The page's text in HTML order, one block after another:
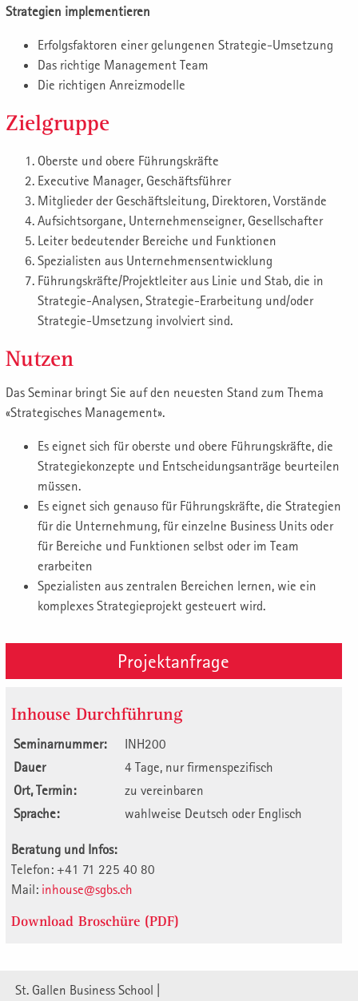
Strategien implementieren
Erfolgsfaktoren einer gelungenen Strategie-Umsetzung
Das richtige Management Team
Die richtigen Anreizmodelle
Zielgruppe
Oberste und obere Führungskräfte
Executive Manager, Geschäftsführer
Mitglieder der Geschäftsleitung, Direktoren, Vorstände
Aufsichtsorgane, Unternehmenseigner, Gesellschafter
Leiter bedeutender Bereiche und Funktionen
Spezialisten aus Unternehmensentwicklung
Führungskräfte/Projektleiter aus Linie und Stab, die in
Strategie-Analysen, Strategie-Erarbeitung und/oder
Strategie-Umsetzung involviert sind.
Nutzen
Das Seminar bringt Sie auf den neuesten Stand zum Thema
«Strategisches Management».
Es eignet sich für oberste und obere Führungskräfte, die
Strategiekonzepte und Entscheidungsanträge beurteilen
müssen.
Es eignet sich genauso für Führungskräfte, die Strategien
für die Unternehmung, für einzelne Business Units oder
für Bereiche und Funktionen selbst oder im Team
erarbeiten
Spezialisten aus zentralen Bereichen lernen, wie ein
komplexes Strategieprojekt gesteuert wird.
Projektanfrage
Inhouse Durchführung
Seminarnummer:
INH200
Dauer
4 Tage, nur firmenspezifisch
Ort, Termin:
zu vereinbaren
Sprache:
wahlweise Deutsch oder Englisch
Beratung und Infos:
Telefon: +41 71 225 40 80
Mail: inhouse@sgbs.ch
Download Broschüre (PDF)
St. Gallen Business School |